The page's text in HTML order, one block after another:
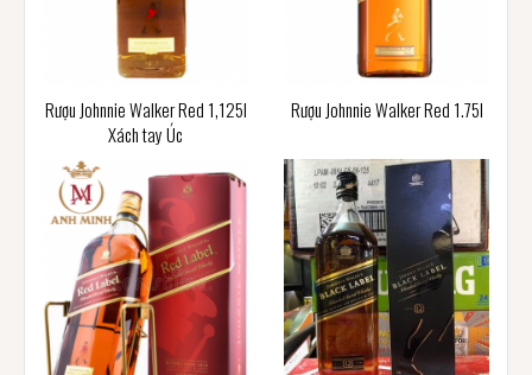
Rượu Johnnie Walker Red 1,125l
Xách tay Úc
Rượu Johnnie Walker Red 1.75l